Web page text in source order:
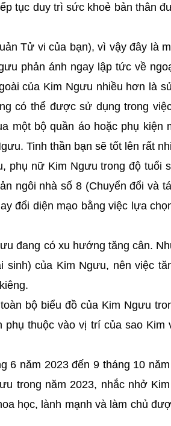
tục duy trì sức khoẻ bản thân
Tử vi của bạn), vì vậy đây là
phản ánh ngay lập tức về
của Kim Ngưu nhiều hơn là
có thể được sử dụng trong
một bộ quần áo hoặc phụ kiện
Tinh thần bạn sẽ tốt lên rất
phụ nữ Kim Ngưu trong độ tuổi
ngôi nhà số 8 (Chuyển đổi và
đổi diện mạo bằng việc lựa
đang có xu hướng tăng cân.
của Kim Ngưu, nên việc
bộ biểu đồ của Kim Ngưu
thuộc vào vị trí của sao Kim
6 năm 2023 đến 9 tháng 10 năm
trong năm 2023, nhắc nhở
học, lành mạnh và làm chủ